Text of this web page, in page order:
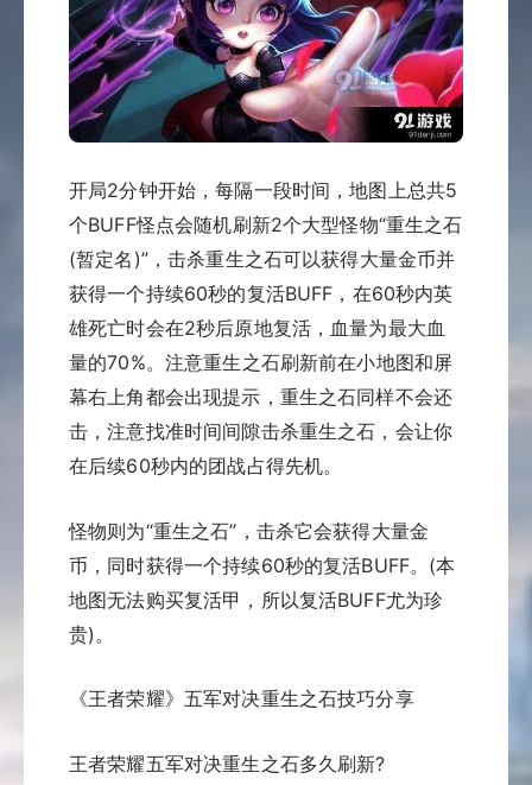
开局2分钟开始，每隔一段时间，地图上总共5
个BUFF怪点会随机刷新2个大型怪物“重生之石
(暂定名)”，击杀重生之石可以获得大量金币并
获得一个持续60秒的复活BUFF，在60秒内英
雄死亡时会在2秒后原地复活，血量为最大血
量的70%。注意重生之石刷新前在小地图和屏
幕右上角都会出现提示，重生之石同样不会还
击，注意找准时间间隙击杀重生之石，会让你
在后续60秒内的团战占得先机。
怪物则为“重生之石”，击杀它会获得大量金
币，同时获得一个持续60秒的复活BUFF。(本
地图无法购买复活甲，所以复活BUFF尤为珍
贵)。
《王者荣耀》五军对决重生之石技巧分享
王者荣耀五军对决重生之石多久刷新?